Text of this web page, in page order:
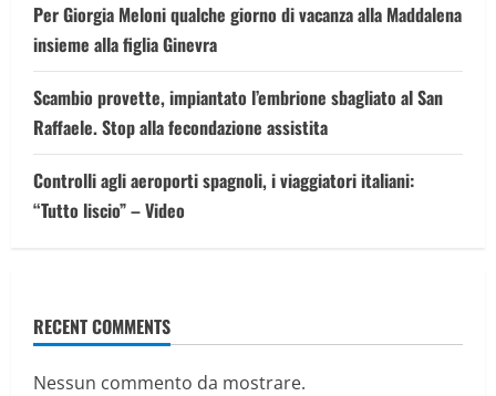
Per Giorgia Meloni qualche giorno di vacanza alla Maddalena
insieme alla figlia Ginevra
Scambio provette, impiantato l’embrione sbagliato al San
Raffaele. Stop alla fecondazione assistita
Controlli agli aeroporti spagnoli, i viaggiatori italiani:
“Tutto liscio” – Video
RECENT COMMENTS
Nessun commento da mostrare.